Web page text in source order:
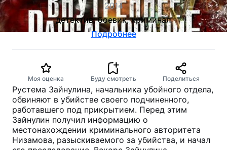
2014
детектив, боевик, криминал
Подробнее
Моя оценка Буду смотреть Поделиться
Рустема Зайнулина, начальника убойного отдела,
обвиняют в убийстве своего подчиненного,
работавшего под прикрытием. Перед этим
Зайнулин получил информацию о
местонахождении криминального авторитета
Низамова, разыскиваемого за убийства, и начал